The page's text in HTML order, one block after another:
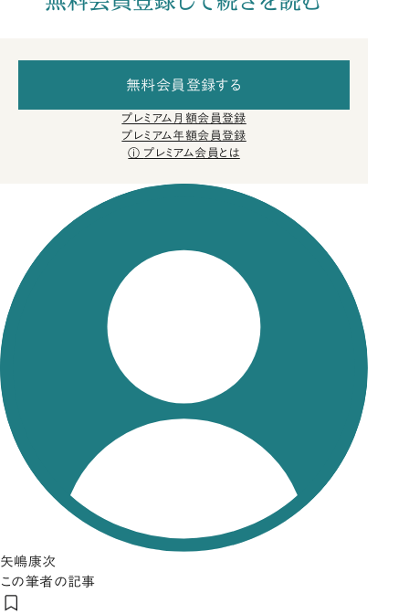
無料会員登録する
プレミアム月額会員登録
プレミアム年額会員登録
プレミアム会員とは
矢嶋康次
この筆者の記事